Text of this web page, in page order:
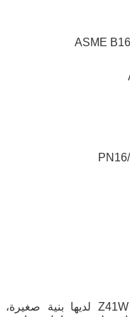
صمامات بوابة الفولاذ المقاوم للصدأ Z41W لديها بنية صغيرة،